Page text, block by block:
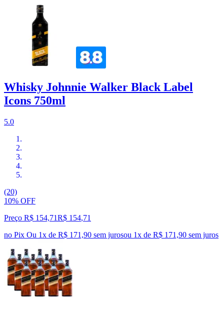
Whisky Johnnie Walker Black Label
Icons 750ml
5.0
(20)
10% OFF
Preço R$ 154,71R$ 154,71
no Pix Ou 1x de R$ 171,90 sem jurosou 1x de R$ 171,90 sem juros